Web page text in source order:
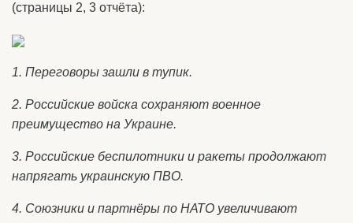
(страницы 2, 3 отчёта):
1. Переговоры зашли в тупик.
2. Российские войска сохраняют военное
преимущество на Украине.
3. Российские беспилотники и ракеты продолжают
напрягать украинскую ПВО.
4. Союзники и партнёры по НАТО увеличивают